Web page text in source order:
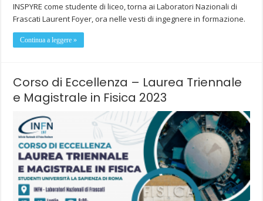
INSPYRE come studente di liceo, torna ai Laboratori Nazionali di
Frascati Laurent Foyer, ora nelle vesti di ingegnere in formazione.
Continua a leggere »
Corso di Eccellenza – Laurea Triennale
e Magistrale in Fisica 2023